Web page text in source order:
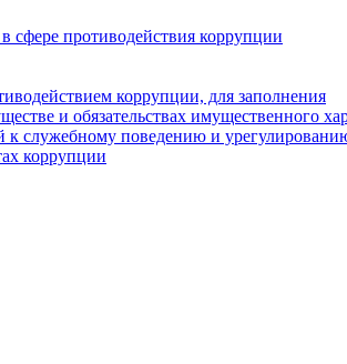
противодействия коррупции
коррупции, для заполнения
и обязательствах имущественного
служебному поведению и
коррупции